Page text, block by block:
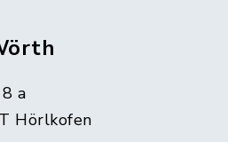
a
Hörlkofen